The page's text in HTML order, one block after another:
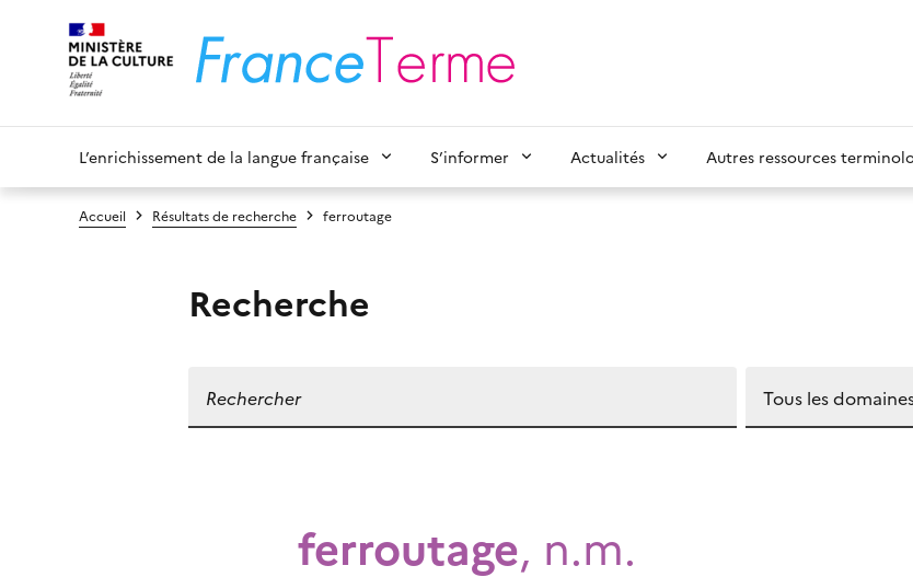
L’enrichissement de la langue française S’informer Actualités Autres ressources
Accueil Résultats de recherche ferroutage
Recherche
ferroutage, n.m.